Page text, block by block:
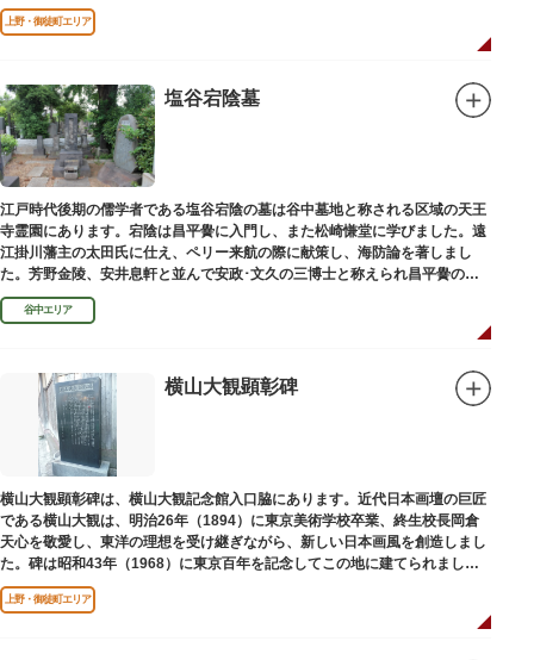
上野・御徒町エリア
塩谷宕陰墓
江戸時代後期の儒学者である塩谷宕陰の墓は谷中墓地と称される区域の天王
寺霊園にあります。宕陰は昌平黌に入門し、また松崎慊堂に学びました。遠
江掛川藩主の太田氏に仕え、ペリー来航の際に献策し、海防論を著しまし
た。芳野金陵、安井息軒と並んで安政･文久の三博士と称えられ昌平黌の教
授として多くの文人を育て、慶応3年 （1867）に没しました。
谷中エリア
横山大観顕彰碑
横山大観顕彰碑は、横山大観記念館入口脇にあります。近代日本画壇の巨匠
である横山大観は、明治26年（1894）に東京美術学校卒業、終生校長岡倉
天心を敬愛し、東洋の理想を受け継ぎながら、新しい日本画風を創造しまし
た。碑は昭和43年（1968）に東京百年を記念してこの地に建てられまし
た。
上野・御徒町エリア